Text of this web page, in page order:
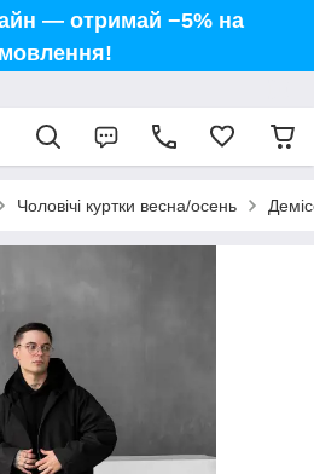
— отримай −5% на
Чоловічі куртки весна/осень